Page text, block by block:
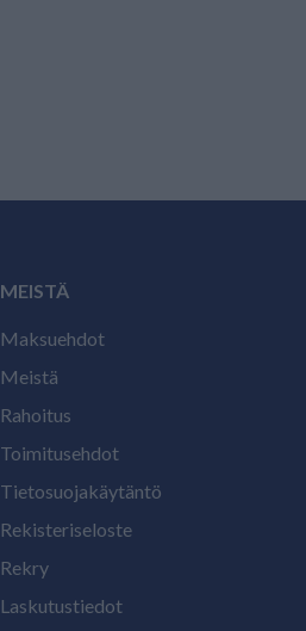
MEISTÄ
Maksuehdot
Meistä
Rahoitus
Toimitusehdot
Tietosuojakäytäntö
Rekisteriseloste
Rekry
Laskutustiedot